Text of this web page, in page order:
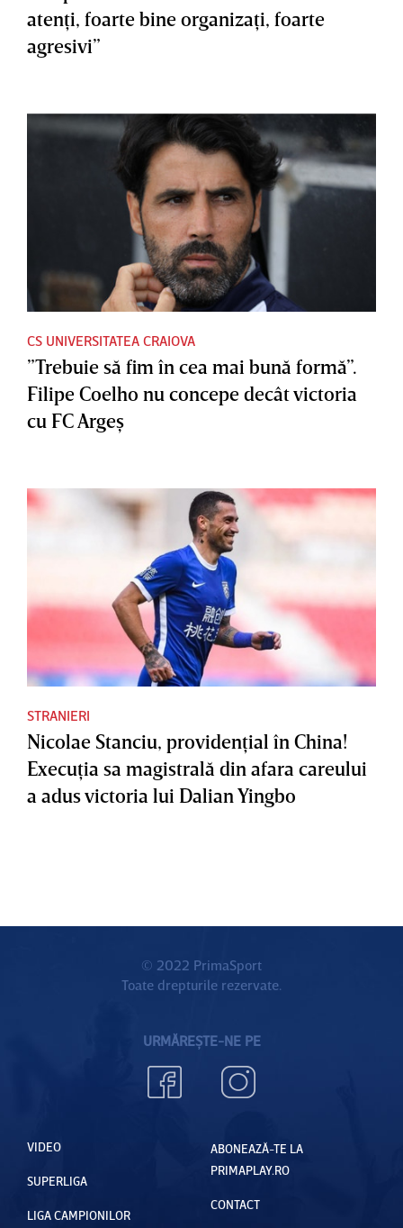
atenţi, foarte bine organizaţi, foarte
agresivi”
CS UNIVERSITATEA CRAIOVA
”Trebuie să fim în cea mai bună formă”.
Filipe Coelho nu concepe decât victoria
cu FC Argeş
STRANIERI
Nicolae Stanciu, providenţial în China!
Execuţia sa magistrală din afara careului
a adus victoria lui Dalian Yingbo
© 2022 PrimaSport
Toate drepturile rezervate.
URMĂREȘTE-NE PE
VIDEO
SUPERLIGA
LIGA CAMPIONILOR
ABONEAZĂ-TE LA
PRIMAPLAY.RO
CONTACT